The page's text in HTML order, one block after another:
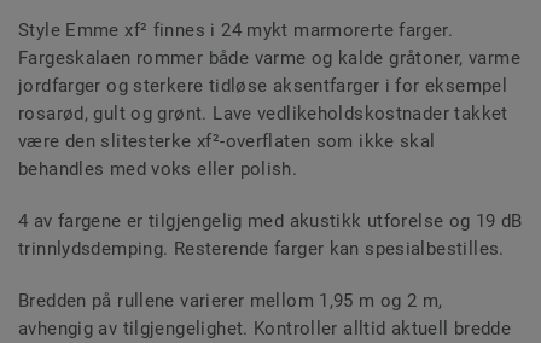
Style Emme xf² finnes i 24 mykt marmorerte farger.
Fargeskalaen rommer både varme og kalde gråtoner, varme
jordfarger og sterkere tidløse aksentfarger i for eksempel
rosarød, gult og grønt. Lave vedlikeholdskostnader takket
være den slitesterke xf²-overflaten som ikke skal
behandles med voks eller polish.
4 av fargene er tilgjengelig med akustikk utforelse og 19 dB
trinnlydsdemping. Resterende farger kan spesialbestilles.
Bredden på rullene varierer mellom 1,95 m og 2 m,
avhengig av tilgjengelighet. Kontroller alltid aktuell bredde